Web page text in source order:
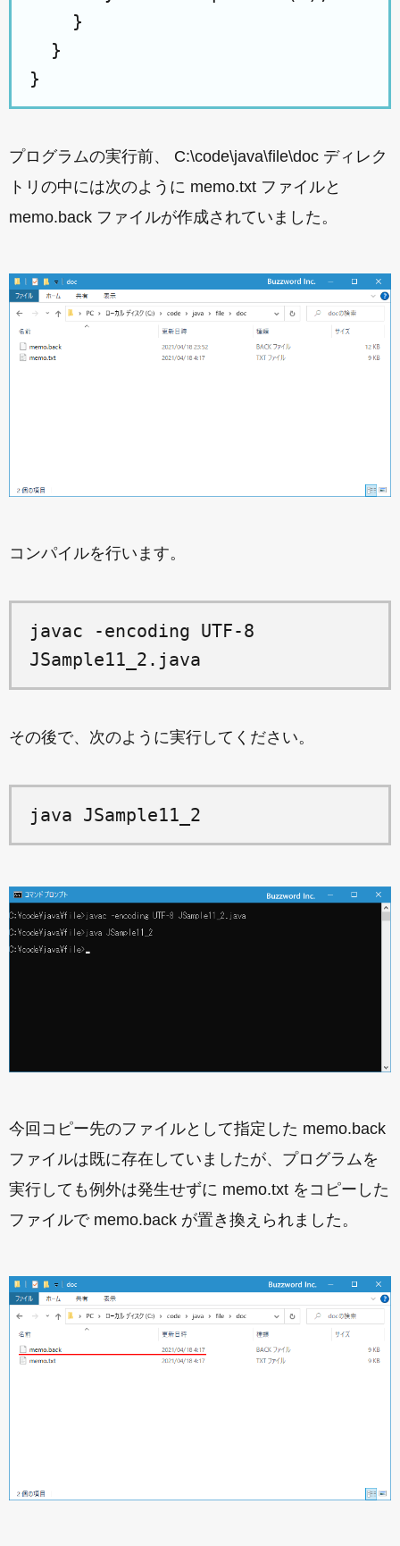
    }
  }
プログラムの実行前、 C:\code\java\file\doc ディレク
トリの中には次のように memo.txt ファイルと
memo.back ファイルが作成されていました。
コンパイルを行います。
javac -encoding UTF-8
JSample11_2.java
その後で、次のように実行してください。
java JSample11_2
今回コピー先のファイルとして指定した memo.back
ファイルは既に存在していましたが、プログラムを
実行しても例外は発生せずに memo.txt をコピーした
ファイルで memo.back が置き換えられました。